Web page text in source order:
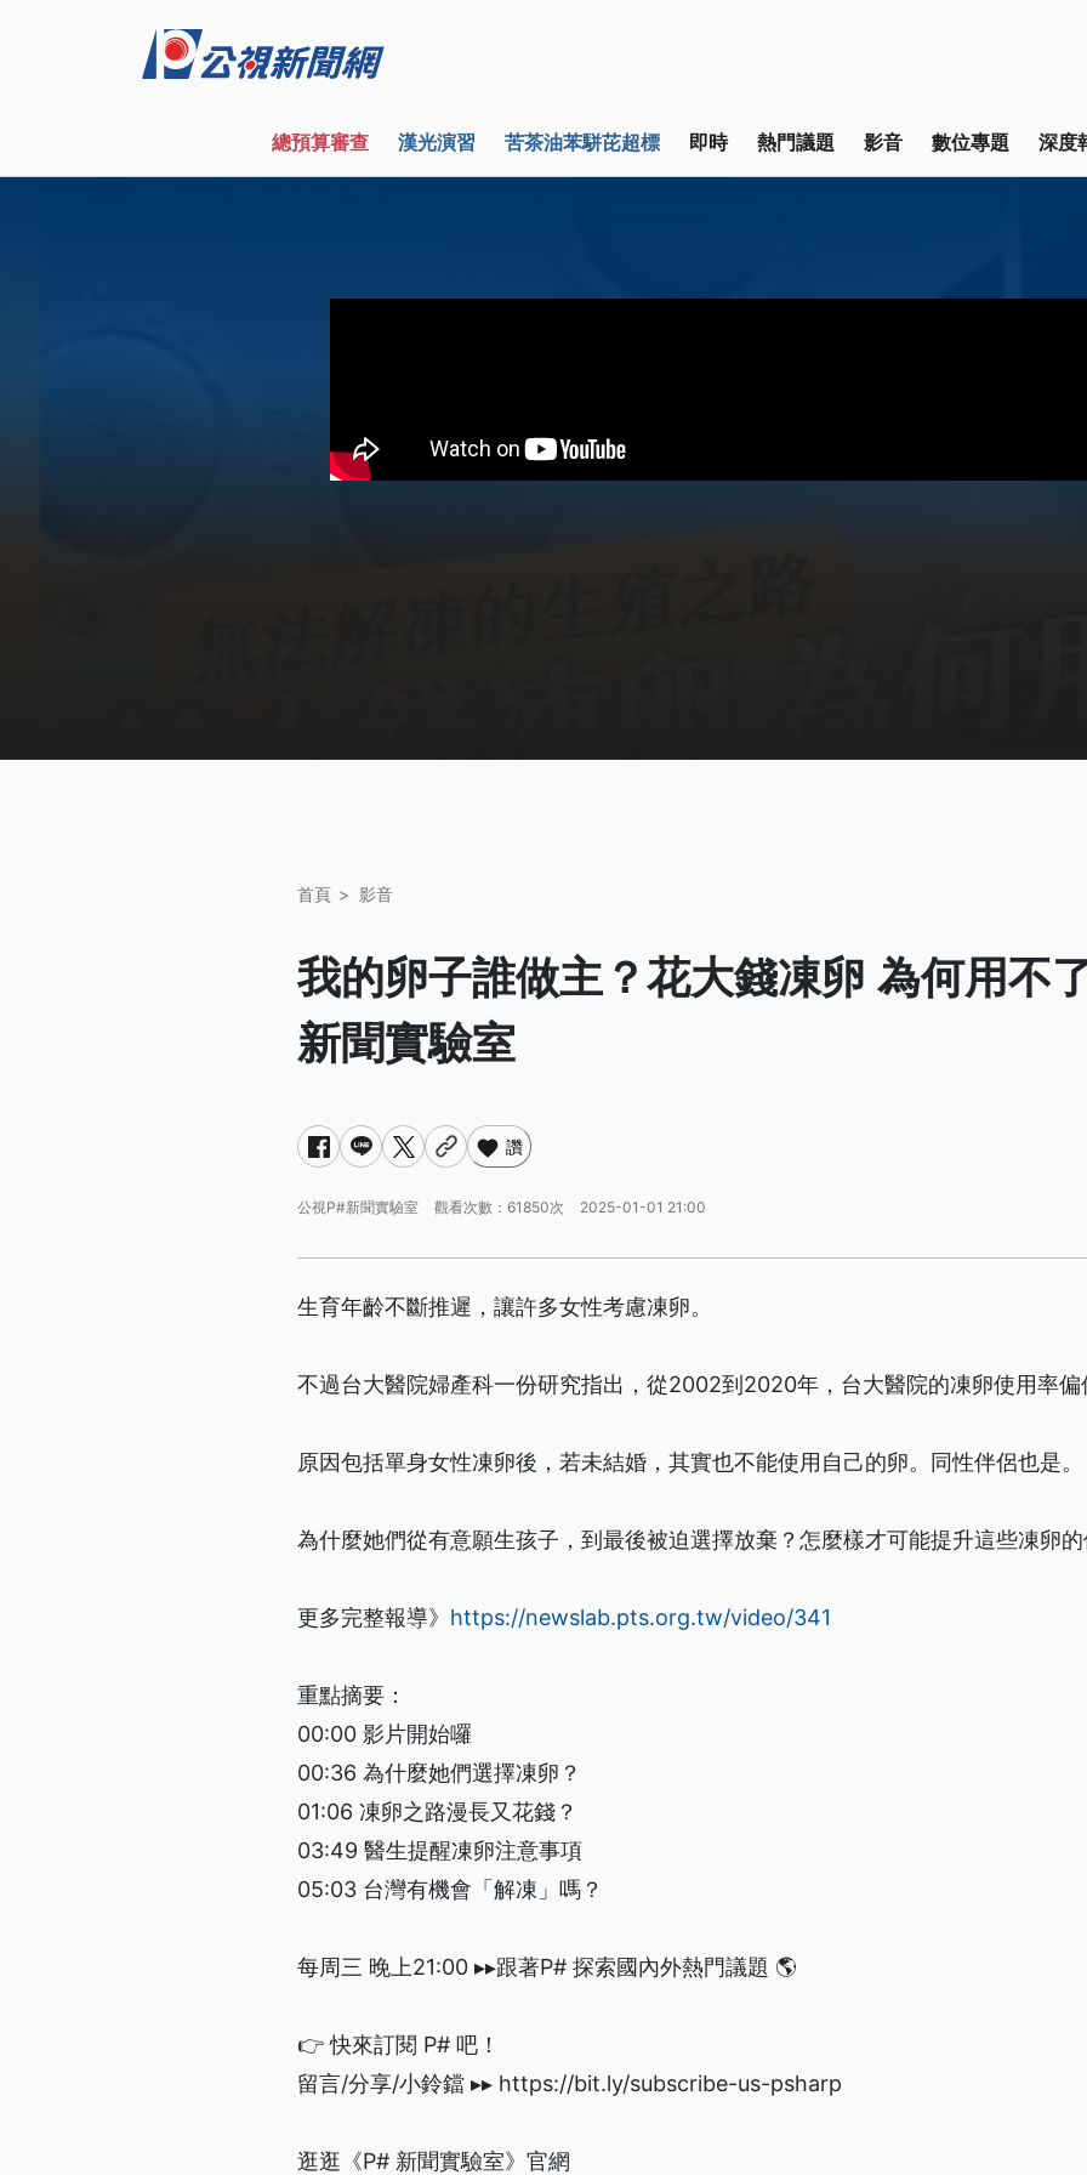
總預算審查 漢光演習 苦茶油苯駢芘超標 即時 熱門議題 影音 數位專題 深度
首頁 影音
我的卵子誰做主？花大錢凍卵 為何用不
新聞實驗室
讚
公視P#新聞實驗室 觀看次數：61850次 2025-01-01 21:00
生育年齡不斷推遲，讓許多女性考慮凍卵。
不過台大醫院婦產科一份研究指出，從2002到2020年，台大醫院的凍卵使用率偏
原因包括單身女性凍卵後，若未結婚，其實也不能使用自己的卵。同性伴侶也是。
為什麼她們從有意願生孩子，到最後被迫選擇放棄？怎麼樣才可能提升這些凍卵的
更多完整報導》 https://newslab.pts.org.tw/video/341
重點摘要：
00:00 影片開始囉
00:36 為什麼她們選擇凍卵？
01:06 凍卵之路漫長又花錢？
03:49 醫生提醒凍卵注意事項
05:03 台灣有機會「解凍」嗎？
每周三 晚上21:00 ▸▸跟著P# 探索國內外熱門議題 🌎
👉 快來訂閱 P# 吧！
留言/分享/小鈴鐺 ▸▸ https://bit.ly/subscribe-us-psharp
逛逛《P# 新聞實驗室》官網